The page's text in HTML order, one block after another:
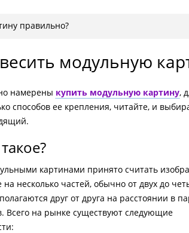
правильно?
модульную
намерены купить модульную картину,
способов ее крепления, читайте, и
картинами принято считать
на несколько частей, обычно от двух до
друг от друга на расстоянии в
Всего на рынке существуют следующие